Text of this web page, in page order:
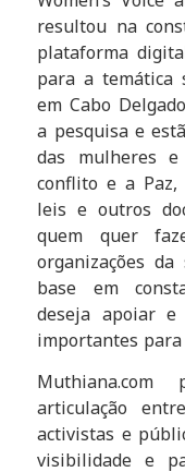
resultou na
plataforma
para a temática
em Cabo
a pesquisa e
das mulheres
conflito e a
leis e outros
quem quer
organizações
base em
deseja apoiar e
importantes
articulação
activistas e
visibilidade e